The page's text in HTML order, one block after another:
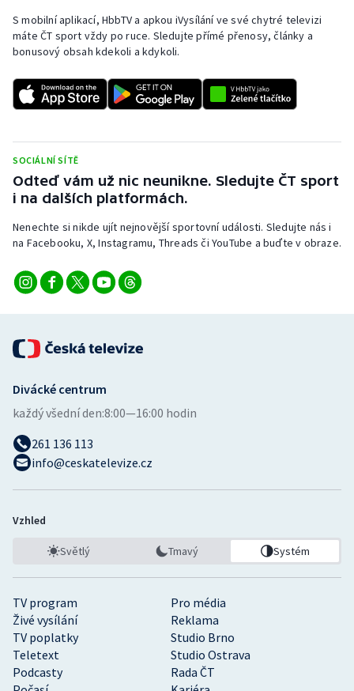
S mobilní aplikací, HbbTV a apkou iVysílání ve své chytré televizi
máte ČT sport vždy po ruce. Sledujte přímé přenosy, články a
bonusový obsah kdekoli a kdykoli.
SOCIÁLNÍ SÍTĚ
Odteď vám už nic neunikne. Sledujte ČT sport
i na dalších platformách.
Nenechte si nikde ujít nejnovější sportovní události. Sledujte nás i
na Facebooku, X, Instagramu, Threads či YouTube a buďte v obraze.
TV program
Pro média
Živé vysílání
Reklama
TV poplatky
Studio Brno
Teletext
Studio Ostrava
Podcasty
Rada ČT
Divácké centrum
každý všední den:8:00—16:00 hodin
261 136 113
info@ceskatelevize.cz
Vzhled
Světlý Tmavý Systém